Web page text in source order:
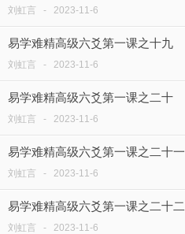
刘虹言 - 2023-11-6
易学难精高级六爻第一课之十九
刘虹言 - 2023-11-6
易学难精高级六爻第一课之二十
刘虹言 - 2023-11-6
易学难精高级六爻第一课之二十一
刘虹言 - 2023-11-6
易学难精高级六爻第一课之二十二
刘虹言 - 2023-11-6